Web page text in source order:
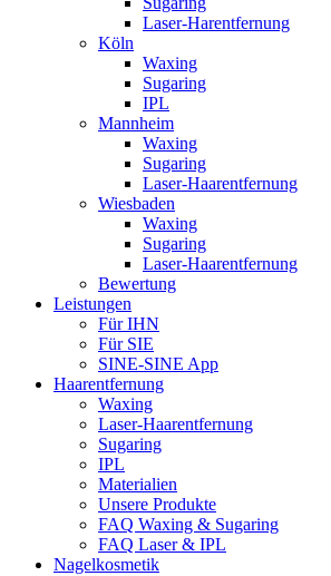
Laser-Harentfernung
Köln
Waxing
Sugaring
IPL
Mannheim
Waxing
Sugaring
Laser-Haarentfernung
Wiesbaden
Waxing
Sugaring
Laser-Haarentfernung
Bewertung
Leistungen
Für IHN
Für SIE
SINE-SINE App
Haarentfernung
Waxing
Laser-Haarentfernung
Sugaring
IPL
Materialien
Unsere Produkte
FAQ Waxing & Sugaring
FAQ Laser & IPL
Nagelkosmetik